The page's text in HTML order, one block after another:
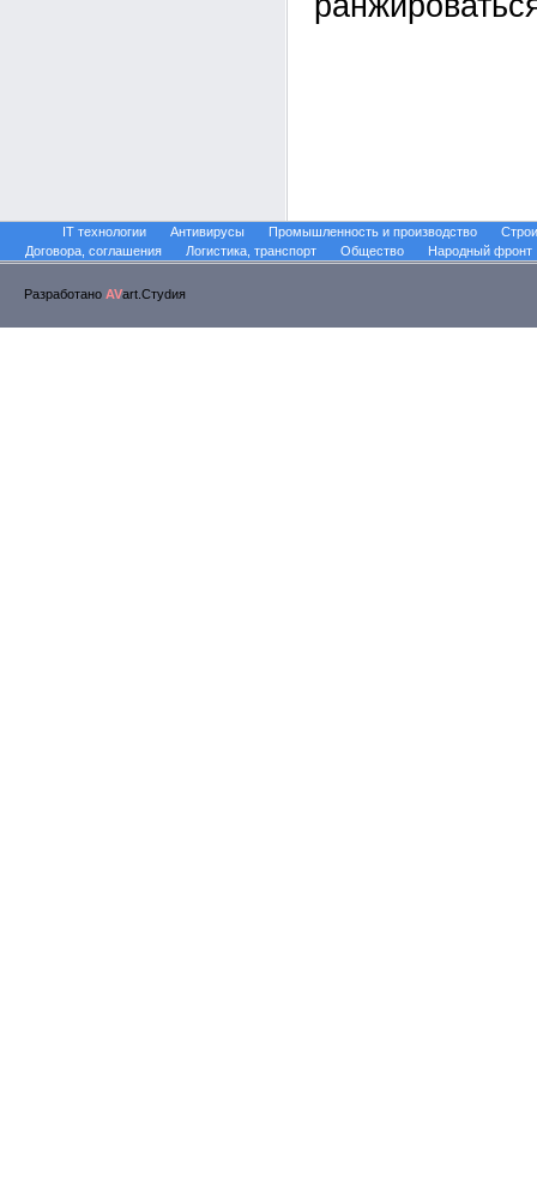
IT технологии Антивирусы Промышленность и производство
Договора, соглашения
Логистика, транспорт Общество Народный фронт
Разработано AVart.Стуdия